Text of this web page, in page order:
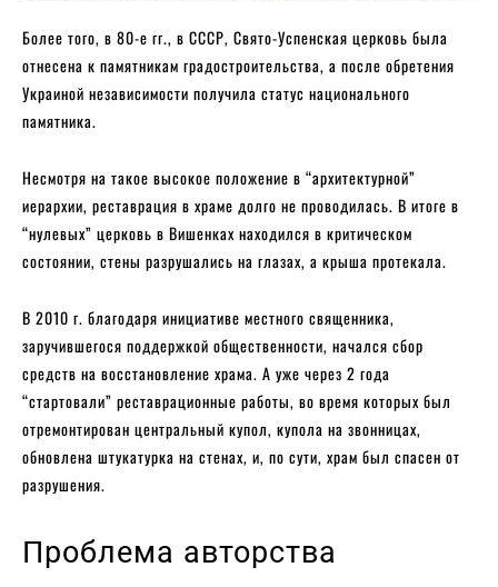
Более того, в 80-е гг., в СССР, Свято-Успенская церковь была
отнесена к памятникам градостроительства, а после обретения
Украиной независимости получила статус национального
памятника.
Несмотря на такое высокое положение в “архитектурной”
иерархии, реставрация в храме долго не проводилась. В итоге в
“нулевых” церковь в Вишенках находился в критическом
состоянии, стены разрушались на глазах, а крыша протекала.
В 2010 г. благодаря инициативе местного священника,
заручившегося поддержкой общественности, начался сбор
средств на восстановление храма. А уже через 2 года
“стартовали” реставрационные работы, во время которых был
отремонтирован центральный купол, купола на звонницах,
обновлена штукатурка на стенах, и, по сути, храм был спасен от
разрушения.
Проблема авторства